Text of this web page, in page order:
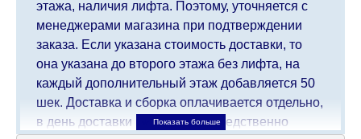
этажа, наличия лифта. Поэтому, уточняется с
менеджерами магазина при подтверждении
заказа. Если указана стоимость доставки, то
она указана до второго этажа без лифта, на
каждый дополнительный этаж добавляется 50
шек. Доставка и сборка оплачивается отдельно,
в день доставки мебели непосредственно